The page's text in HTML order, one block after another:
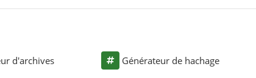
d'archives Générateur de hachage